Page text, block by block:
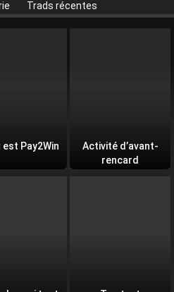
Trads récentes
est Pay2Win
Activité d’avant-
rencard